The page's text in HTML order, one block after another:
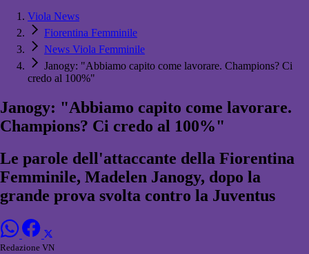
Viola News
Fiorentina Femminile
News Viola Femminile
Janogy: "Abbiamo capito come lavorare. Champions? Ci
credo al 100%"
Janogy: "Abbiamo capito come lavorare.
Champions? Ci credo al 100%"
Le parole dell'attaccante della Fiorentina
Femminile, Madelen Janogy, dopo la
grande prova svolta contro la Juventus
Redazione VN